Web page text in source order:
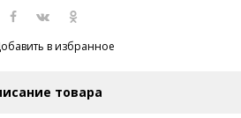
в избранное
товара